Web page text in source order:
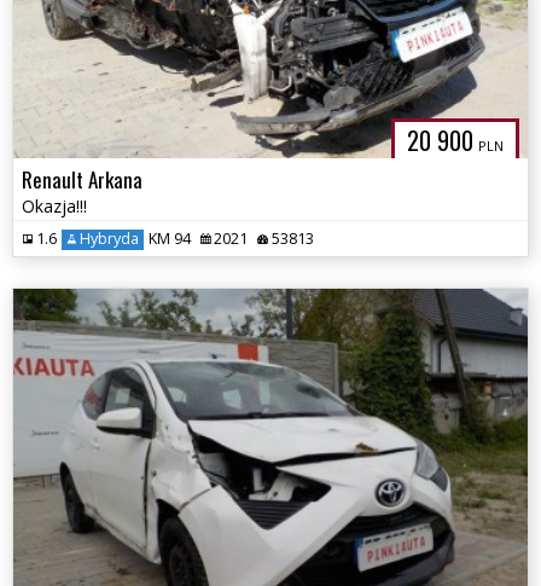
20 900 PLN
Renault Arkana
Okazja!!!
1.6 Hybryda KM 94 2021 53813